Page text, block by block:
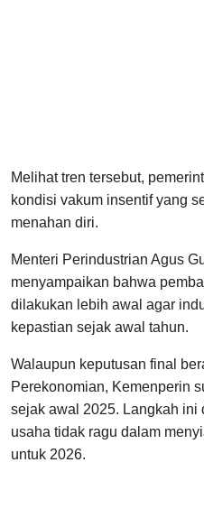
Melihat tren tersebut,
kondisi vakum insentif yang
menahan diri.
Menteri Perindustrian Agus
menyampaikan bahwa
dilakukan lebih awal agar
kepastian sejak awal tahun.
Walaupun keputusan final
Perekonomian, Kemenperin
sejak awal 2025. Langkah ini
usaha tidak ragu dalam
untuk 2026.